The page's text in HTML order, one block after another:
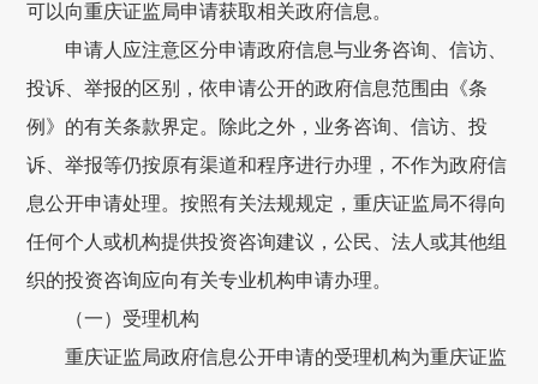
可以向重庆证监局申请获取相关政府信息。
申请人应注意区分申请政府信息与业务咨询、信访、
投诉、举报的区别，依申请公开的政府信息范围由《条
例》的有关条款界定。除此之外，业务咨询、信访、投
诉、举报等仍按原有渠道和程序进行办理，不作为政府信
息公开申请处理。按照有关法规规定，重庆证监局不得向
任何个人或机构提供投资咨询建议，公民、法人或其他组
织的投资咨询应向有关专业机构申请办理。
（一）受理机构
重庆证监局政府信息公开申请的受理机构为重庆证监